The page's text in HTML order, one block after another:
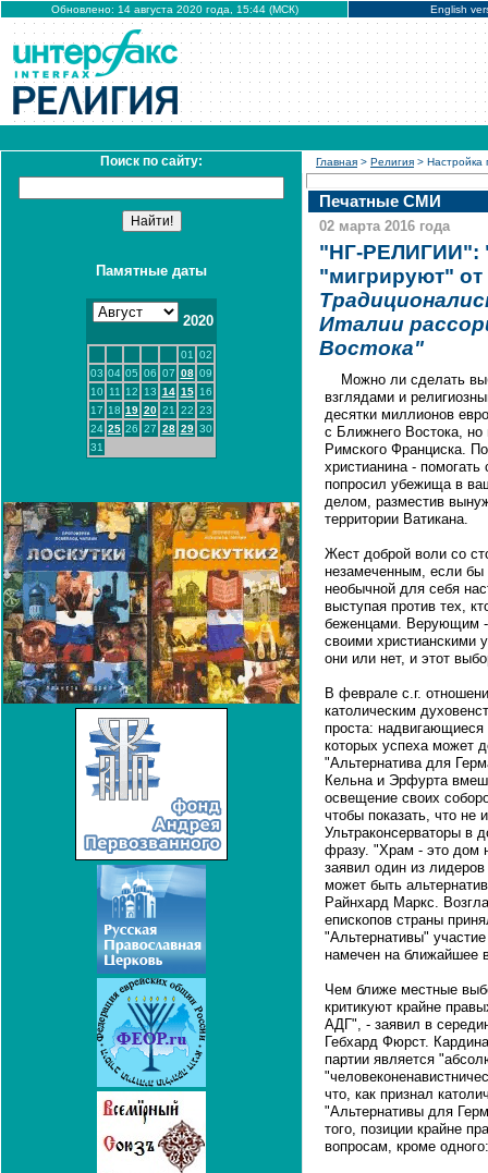
Обновлено: 14 августа 2020 года, 15:44 (МСК) English
Поиск по сайту:
Памятные даты
2020
01
02
03 04 05 06 07 08 09
10
11 12 13 14 15 16
17 18 19 20 21 22 23
24 25 26 27 28 29 30
31
Главная > Религия > Настройка
Печатные СМИ
02 марта 2016 года
"НГ-РЕЛИГИИ":
"мигрируют" от
Италии
Востока"
Можно ли сделать
взглядами и
десятки миллионов
с Ближнего Востока,
Римского Франциска.
христианина -
попросил убежища в
делом, разместив
территории Ватикана.
Жест доброй воли со
незамеченным, если бы
необычной для себя
выступая против тех,
беженцами. Верующим -
своими христианскими
они или нет, и этот
В феврале с.г.
католическим
проста:
которых успеха может
"Альтернатива для
Кельна и Эрфурта
освещение своих
чтобы показать, что не
Ультраконсерваторы в
фразу. "Храм - это дом
заявил один из
может быть
Райнхард Маркс.
епископов страны
"Альтернативы"
намечен на ближайшее
Чем ближе местные
критикуют крайне
АДГ", - заявил в
Гебхард Фюрст.
партии является
что, как признал
"Альтернативы для
того, позиции крайне
вопросам, кроме